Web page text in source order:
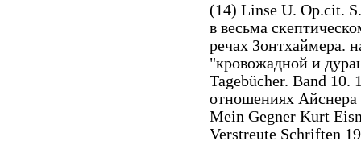
(14) Linse U. Op.cit.
в весьма
речах Зонтхаймера.
"кровожадной и
Tagebücher. Band
отношениях
Mein Gegner Kurt
Verstreute Schriften